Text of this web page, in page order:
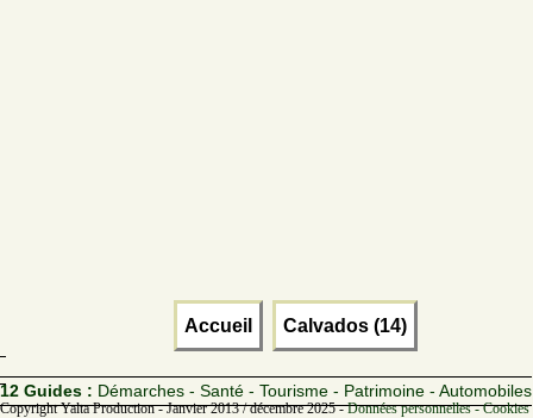
Accueil Calvados (14)
12 Guides : Démarches - Santé - Tourisme - Patrimoine - Automobiles
Copyright Yalta Production - Janvier 2013 / décembre 2025 -Données personnelles -